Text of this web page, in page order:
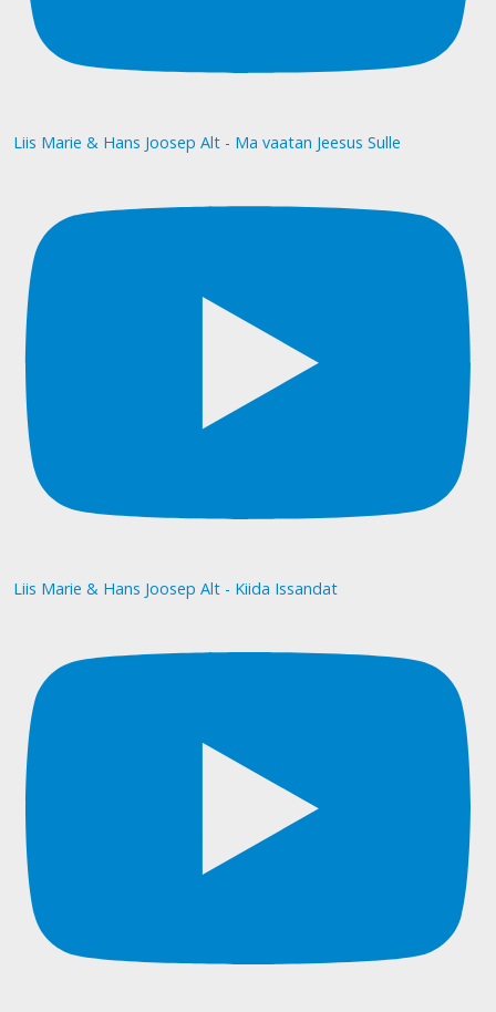
Liis Marie & Hans Joosep Alt - Ma vaatan Jeesus Sulle
Liis Marie & Hans Joosep Alt - Kiida Issandat